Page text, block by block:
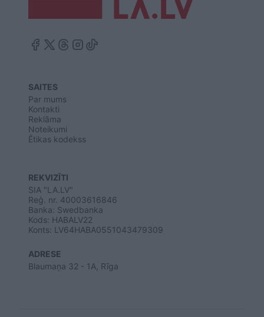
SAITES
Par mums
Kontakti
Reklāma
Noteikumi
Ētikas kodekss
REKVIZĪTI
SIA "LA.LV"
Reģ. nr. 40003616846
Banka: Swedbanka
Kods: HABALV22
Konts: LV64HABA0551043479309
ADRESE
Blaumaņa 32 - 1A, Rīga